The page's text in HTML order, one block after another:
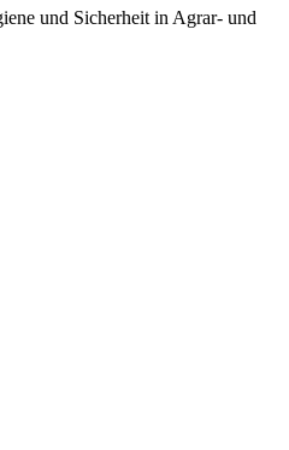
und Sicherheit in Agrar- und